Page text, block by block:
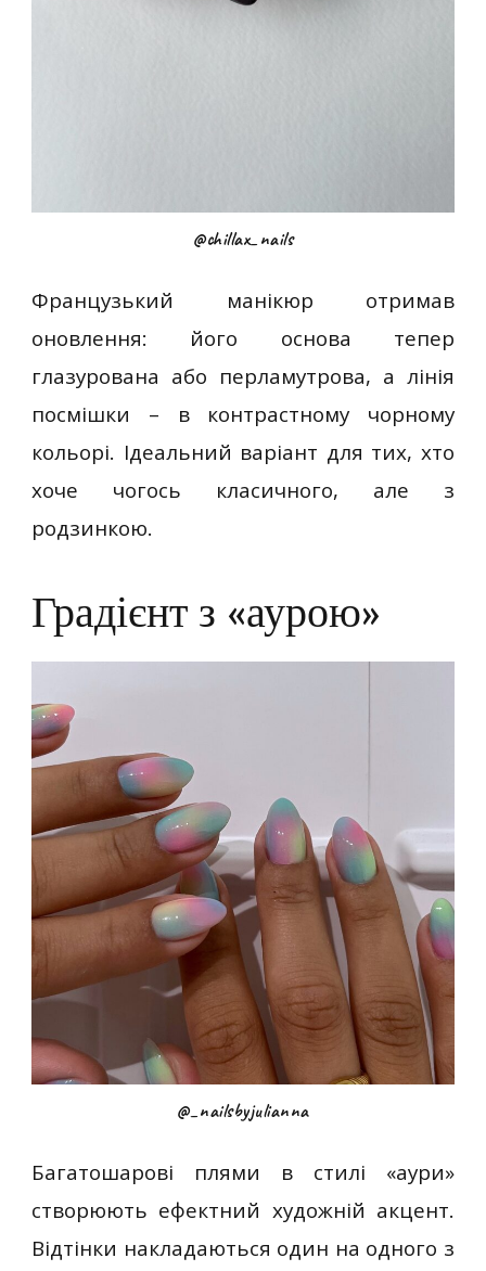
@chillax_nails
Французький манікюр отримав
оновлення: його основа тепер
глазурована або перламутрова, а лінія
посмішки – в контрастному чорному
кольорі. Ідеальний варіант для тих, хто
хоче чогось класичного, але з
родзинкою.
Градієнт з «аурою»
@_nailsbyjulianna
Багатошарові плями в стилі «аури»
створюють ефектний художній акцент.
Відтінки накладаються один на одного з